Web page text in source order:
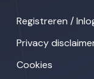
Registreren /
Privacy
Cookies